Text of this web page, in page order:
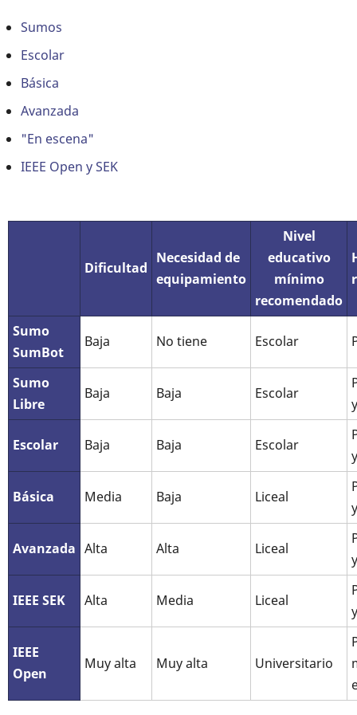
Sumos
Escolar
Básica
Avanzada
"En escena"
IEEE Open y SEK
Dificultad
Necesidad de
equipamiento
Nivel
educativo
mínimo
recomendado
Sumo
SumBot
Baja No tiene Escolar
Sumo
Libre
Baja Baja Escolar
Escolar Baja Baja Escolar
Básica Media Baja Liceal
Avanzada Alta Alta Liceal
IEEE SEK Alta Media Liceal
IEEE
Open
Muy alta Muy alta Universitario